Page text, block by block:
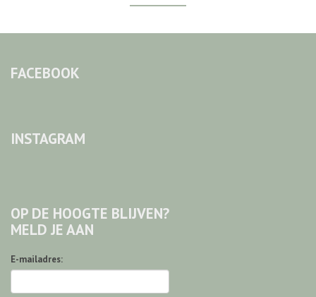
FACEBOOK
INSTAGRAM
OP DE HOOGTE BLIJVEN?
MELD JE AAN
E-mailadres: